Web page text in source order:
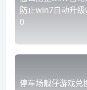
防止win7自动升级
0
停车场靓仔游戏兑